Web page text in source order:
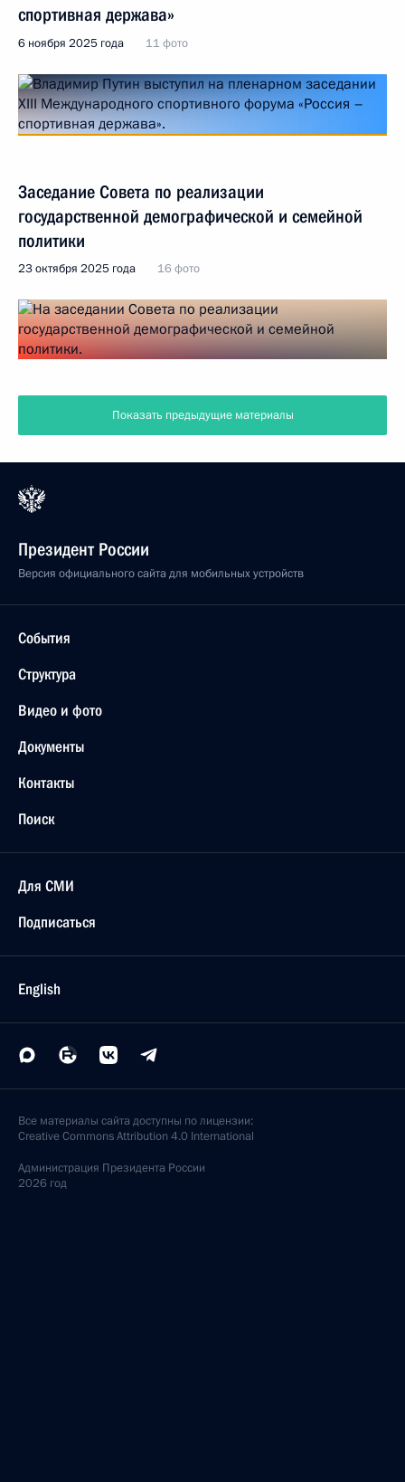
спортивная держава»
6 ноября 2025 года 11 фото
Заседание Совета по реализации
государственной демографической и семейной
политики
23 октября 2025 года 16 фото
Показать предыдущие материалы
Президент России
Версия официального сайта для мобильных устройств
События
Структура
Видео и фото
Документы
Контакты
Поиск
Для СМИ
Подписаться
English
Все материалы сайта доступны по лицензии:
Creative Commons Attribution 4.0 International
Администрация Президента России
2026 год